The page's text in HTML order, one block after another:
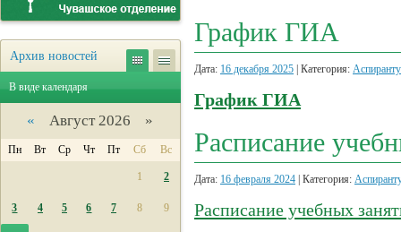
Архив новостей
В виде календаря
« Август 2026 »
Пн Вт Ср Чт Пт Сб Вс
1 2
3 4 5 6 7 8 9
График ГИА
Дата: 16 декабря 2025 | Категория: Аспиранту
График ГИА
Расписание
Дата: 16 февраля 2024 | Категория:
Расписание учебных